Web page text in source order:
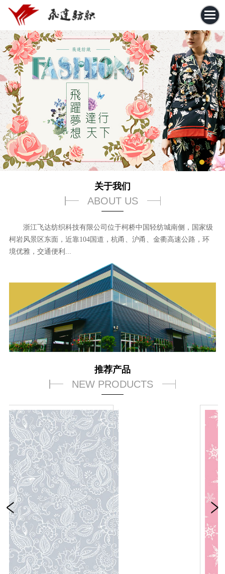
关于我们
ABOUT US
浙江飞达纺织科技有限公司位于柯桥中国轻纺城南侧，国家级
柯岩风景区东面，近靠104国道，杭甬、沪甬、金衢高速公路，环
境优雅，交通便利...
推荐产品
NEW PRODUCTS